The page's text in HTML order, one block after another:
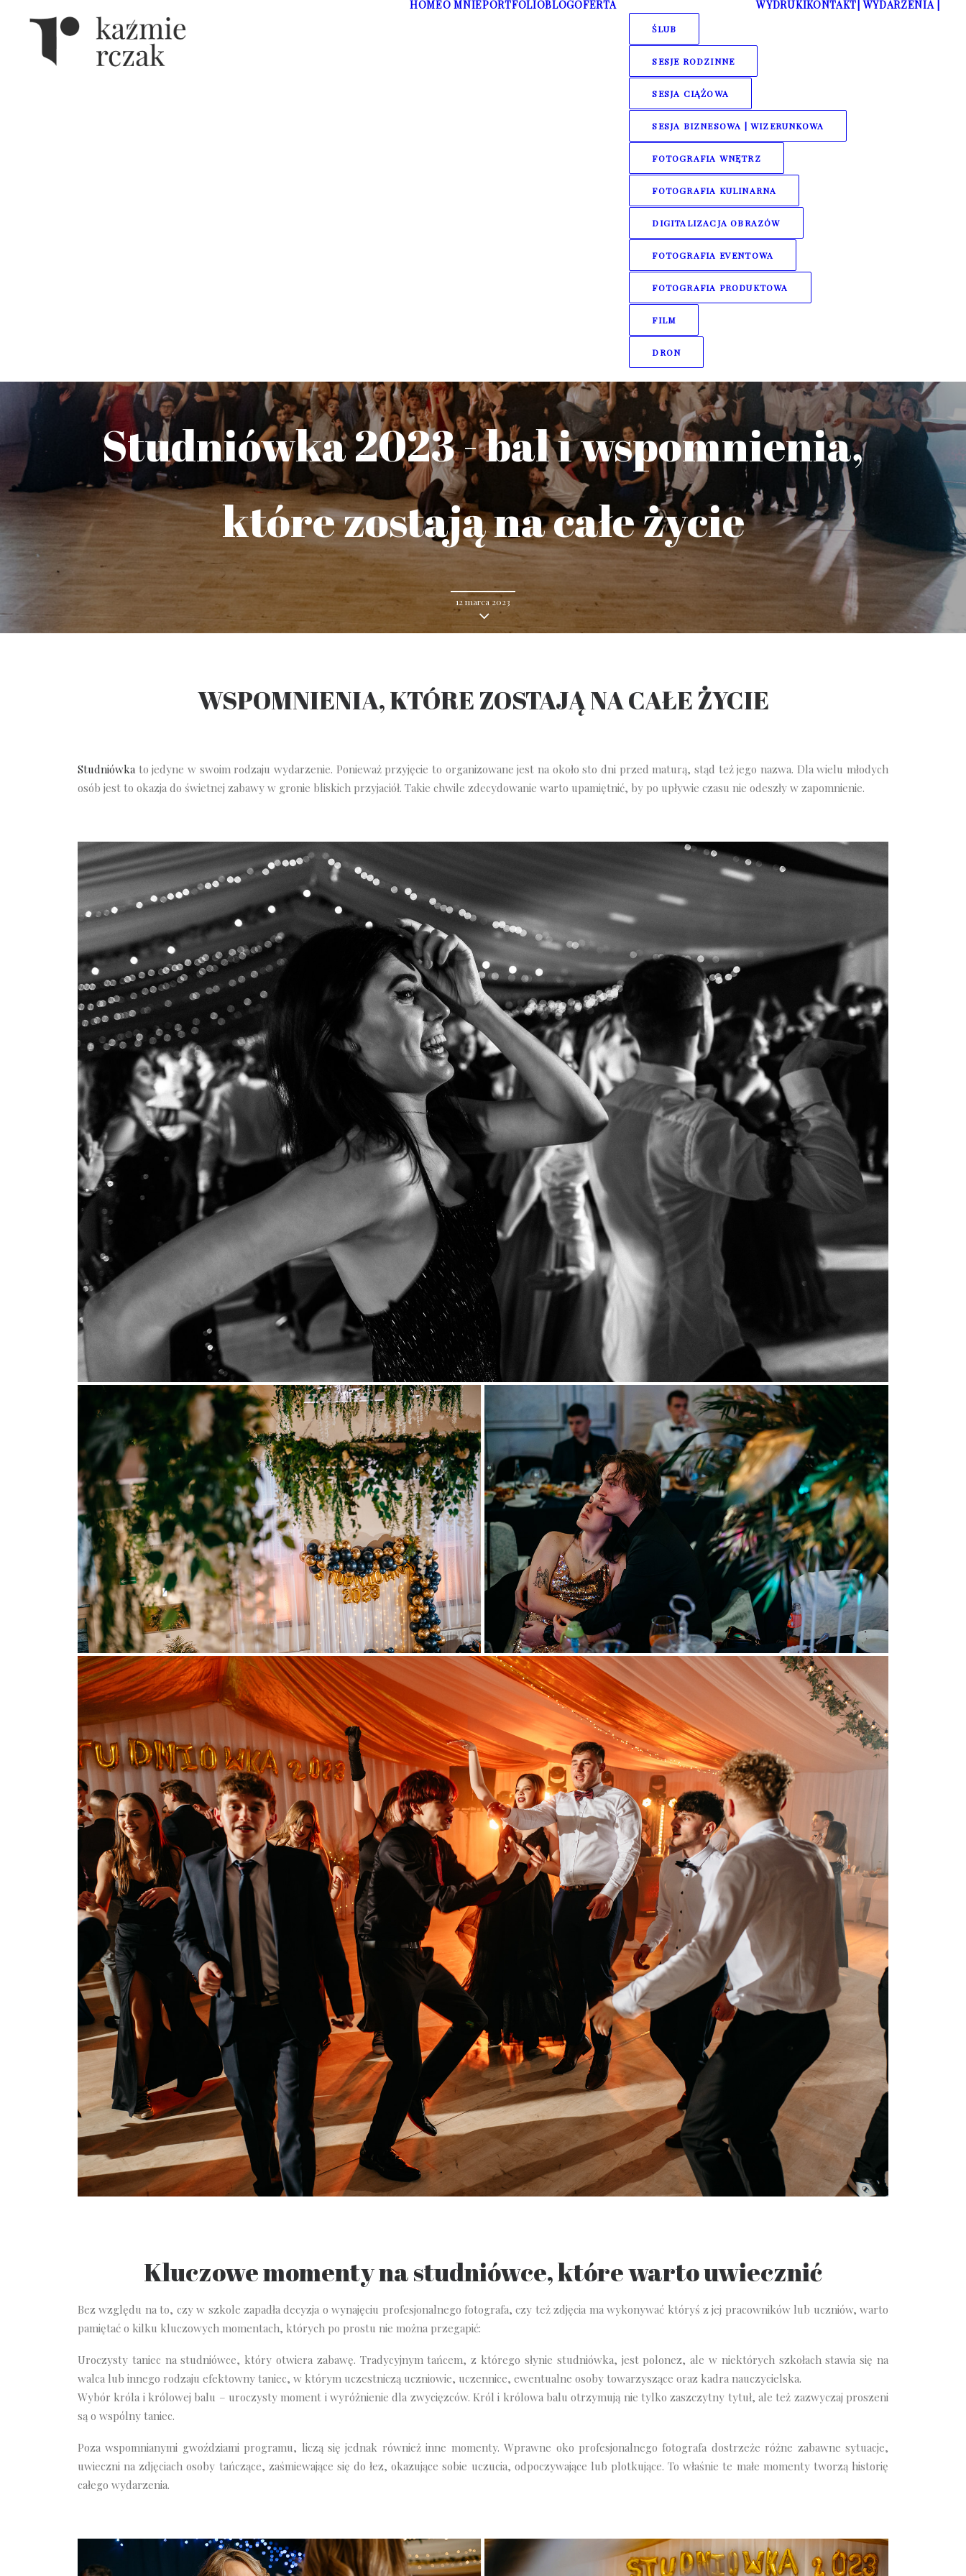
HOMEO MNIEPORTFOLIOBLOGOFERTA
ŚLUB
SESJE RODZINNE
SESJA CIĄŻOWA
SESJA BIZNESOWA | WIZERUNKOWA
FOTOGRAFIA WNĘTRZ
FOTOGRAFIA KULINARNA
DIGITALIZACJA OBRAZÓW
FOTOGRAFIA EVENTOWA
FOTOGRAFIA PRODUKTOWA
FILM
DRON
WYDRUKIKONTAKT | WYDARZENIA |
Studniówka 2023 - bal i wspomnienia,
które zostają na całe życie
12 marca 2023
WSPOMNIENIA, KTÓRE ZOSTAJĄ NA CAŁE ŻYCIE
Studniówkato jedyne w swoim rodzaju wydarzenie. Ponieważ przyjęcie to organizowane jest na około sto dni przed maturą, stąd też jego nazwa. Dla wielu młodych
osób jest to okazja do świetnej zabawy w gronie bliskich przyjaciół. Takie chwile zdecydowanie warto upamiętnić, by po upływie czasu nie odeszły w zapomnienie.
Kluczowe momenty na studniówce, które warto uwiecznić
Bez względu na to, czy w szkole zapadła decyzja o wynajęciu profesjonalnego fotografa, czy też zdjęcia ma wykonywać któryś z jej pracowników lub uczniów, warto
pamiętać o kilku kluczowych momentach, których po prostu nie można przegapić:
Uroczysty taniec na studniówce, który otwiera zabawę. Tradycyjnym tańcem, z którego słynie studniówka, jest polonez, ale w niektórych szkołach stawia się na
walca lub innego rodzaju efektowny taniec, w którym uczestniczą uczniowie, uczennice, ewentualne osoby towarzyszące oraz kadra nauczycielska.
Wybór króla i królowej balu – uroczysty moment i wyróżnienie dla zwycięzców. Król i królowa balu otrzymują nie tylko zaszczytny tytuł, ale też zazwyczaj proszeni
są o wspólny taniec.
Poza wspomnianymi gwoździami programu, liczą się jednak również inne momenty. Wprawne oko profesjonalnego fotografa dostrzeże różne zabawne sytuacje,
uwieczni na zdjęciach osoby tańczące, zaśmiewające się do łez, okazujące sobie uczucia, odpoczywające lub plotkujące. To właśnie te małe momenty tworzą historię
całego wydarzenia.